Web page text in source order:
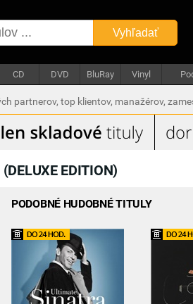
Vyhľadať
CD DVD BluRay Vinyl
partnerov, top klientov, manažérov,
EDITION)
PODOBNÉ HUDOBNÉ TITULY